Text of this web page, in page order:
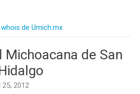
de Umich.mx
Michoacana de San
2012